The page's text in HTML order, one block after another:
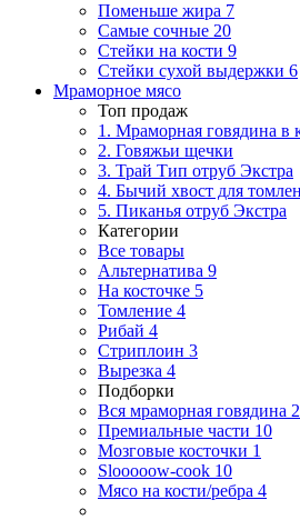
Поменьше жира 7
Самые сочные 20
Стейки на кости 9
Стейки сухой выдержки 6
Мраморное мясо
Топ продаж
1. Мраморная говядина в
2. Говяжьи щечки
3. Трай Тип отруб Экстра
4. Бычий хвост для
5. Пиканья отруб Экстра
Категории
Все товары
Альтернатива 9
На косточке 5
Томление 4
Рибай 4
Стриплоин 3
Вырезка 4
Подборки
Вся мраморная говядина
Премиальные части 10
Мозговые косточки 1
Slooooow-cook 10
Мясо на кости/ребра 4